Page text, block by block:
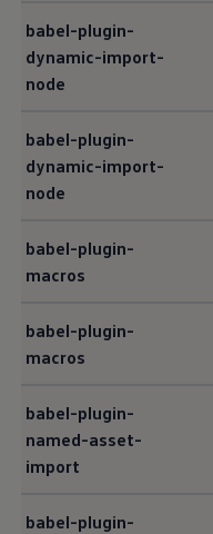
Natur
Events
Uptime
babel-plugin-
dynamic-import-
node
babel-plugin-
dynamic-import-
node
babel-plugin-
macros
babel-plugin-
macros
babel-plugin-
named-asset-
import
babel-plugin-